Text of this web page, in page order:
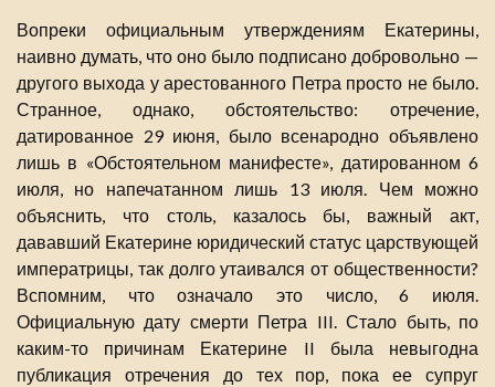
Вопреки официальным утверждениям Екатерины,
наивно думать, что оно было подписано добровольно —
другого выхода у арестованного Петра просто не было.
Странное, однако, обстоятельство: отречение,
датированное 29 июня, было всенародно объявлено
лишь в «Обстоятельном манифесте», датированном 6
июля, но напечатанном лишь 13 июля. Чем можно
объяснить, что столь, казалось бы, важный акт,
дававший Екатерине юридический статус царствующей
императрицы, так долго утаивался от общественности?
Вспомним, что означало это число, 6 июля.
Официальную дату смерти Петра III. Стало быть, по
каким-то причинам Екатерине II была невыгодна
публикация отречения до тех пор, пока ее супруг